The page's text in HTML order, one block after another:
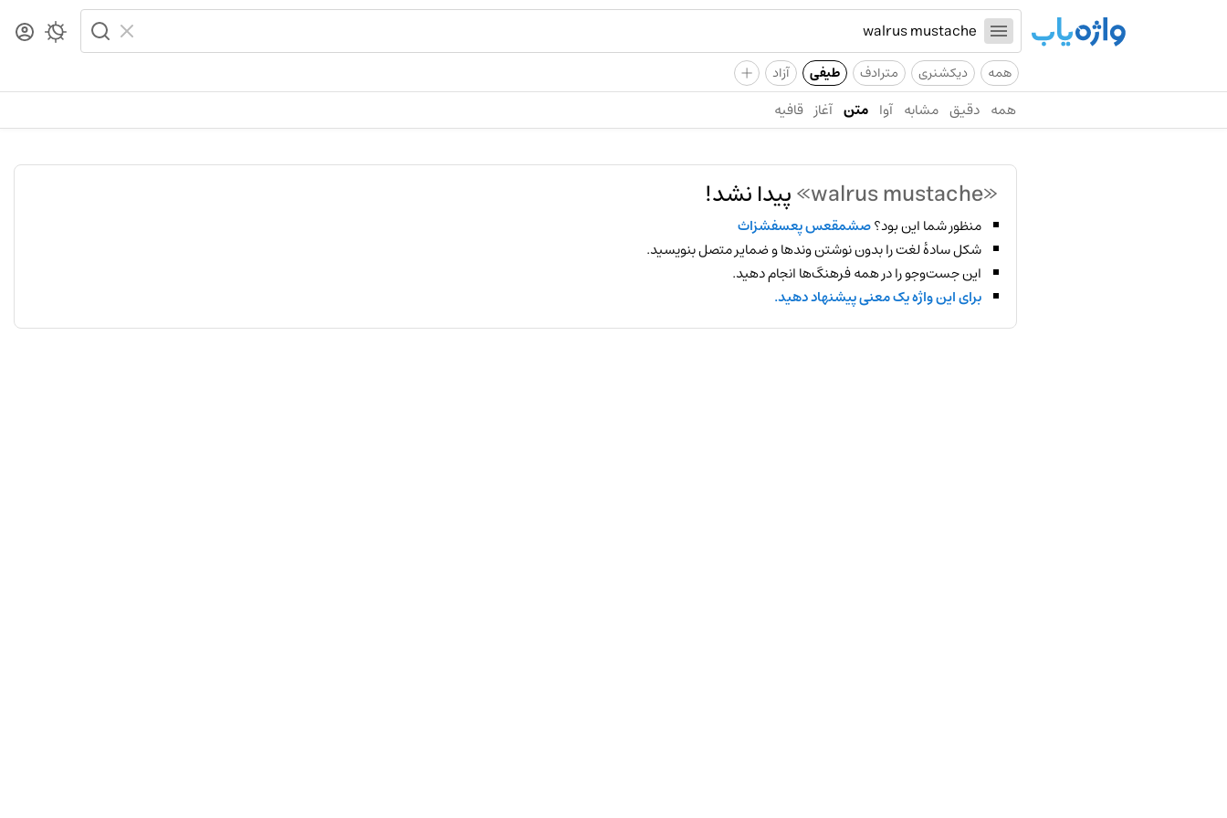
همه دیکشنری مترادف طیفی آزاد +
همه دقیق مشابه آوا متن آغاز قافیه
«walrus mustache» پیدا نشد!
منظور شما این بود؟صشمقعس پعسفشزاث
شکل سادهٔ لغت را بدون نوشتن وندها و ضمایر متصل بنویسید.
این جست‌وجو را در همه فرهنگ‌ها انجام دهید.
برای این واژه یک معنی پیشنهاد دهید.